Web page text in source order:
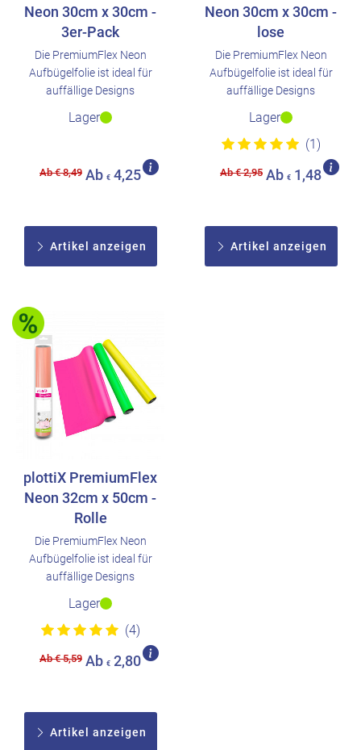
Neon 30cm x 30cm -
3er-Pack
Die PremiumFlex Neon
Aufbügelfolie ist ideal für
auffällige Designs
Lager
Ab € 8,49 Ab € 4,25
Artikel anzeigen
Neon 30cm x 30cm -
lose
Die PremiumFlex Neon
Aufbügelfolie ist ideal für
auffällige Designs
Lager
(1)
Ab € 2,95 Ab € 1,48
Artikel anzeigen
plottiX PremiumFlex
Neon 32cm x 50cm -
Rolle
Die PremiumFlex Neon
Aufbügelfolie ist ideal für
auffällige Designs
Lager
(4)
Ab € 5,59 Ab € 2,80
Artikel anzeigen